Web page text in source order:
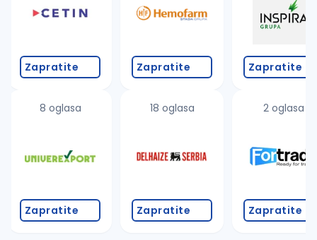
Zapratite
8 oglasa
Zapratite
Zapratite
18 oglasa
Zapratite
Zapratite
2 oglasa
Zapratite